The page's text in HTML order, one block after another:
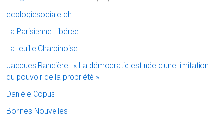
ecologiesociale.ch
La Parisienne Libérée
La feuille Charbinoise
Jacques Rancière : « La démocratie est née d’une limitation
du pouvoir de la propriété »
Danièle Copus
Bonnes Nouvelles